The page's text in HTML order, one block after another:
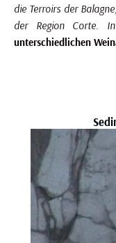
die Terroirs der
der Region Corte.
unterschiedlichen